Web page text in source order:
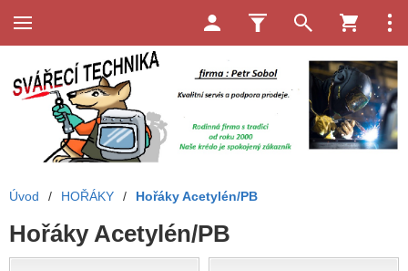
Úvod / HOŘÁKY / Hořáky Acetylén/PB
Hořáky Acetylén/PB